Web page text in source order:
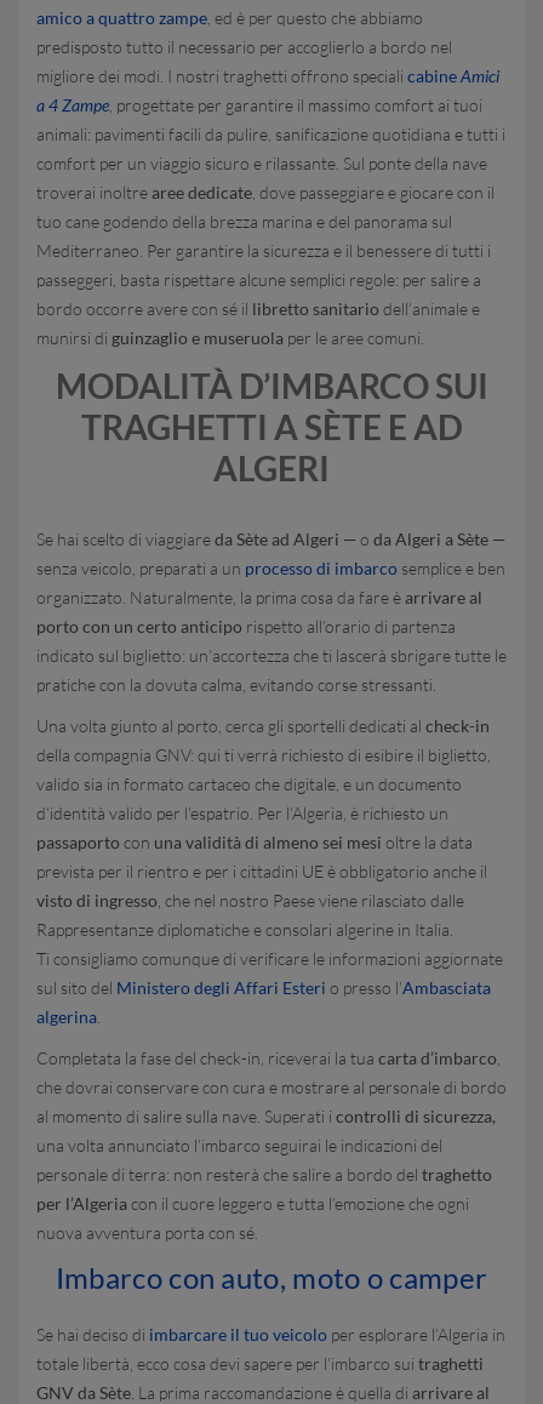
amico a quattro zampe , ed è per questo che abbiamo
predisposto tutto il necessario per accoglierlo a bordo nel
migliore dei modi. I nostri traghetti offrono speciali cabineAmici
a 4 Zampe , progettate per garantire il massimo comfort ai tuoi
animali: pavimenti facili da pulire, sanificazione quotidiana e tutti i
comfort per un viaggio sicuro e rilassante. Sul ponte della nave
troverai inoltrearee dedicate , dove passeggiare e giocare con il
tuo cane godendo della brezza marina e del panorama sul
Mediterraneo. Per garantire la sicurezza e il benessere di tutti i
passeggeri, basta rispettare alcune semplici regole: per salire a
bordo occorre avere con sé il libretto sanitario dell’animale e
munirsi di guinzaglio e museruola per le aree comuni.
MODALITÀ D’IMBARCO SUI
TRAGHETTI A SÈTE E AD
ALGERI
Se hai scelto di viaggiareda Sète ad Algeri — o da Algeri a Sète —
senza veicolo, preparati a un processo di imbarco semplice e ben
organizzato. Naturalmente, la prima cosa da fare èarrivare al
porto con un certo anticipo rispetto all’orario di partenza
indicato sul biglietto: un’accortezza che ti lascerà sbrigare tutte le
pratiche con la dovuta calma, evitando corse stressanti.
Una volta giunto al porto, cerca gli sportelli dedicati al check-in
della compagnia GNV: qui ti verrà richiesto di esibire il biglietto,
valido sia in formato cartaceo che digitale, e un documento
d’identità valido per l’espatrio. Per l’Algeria, è richiesto un
passaporto con una validità di almeno sei mesi oltre la data
prevista per il rientro e per i cittadini UE è obbligatorio anche il
visto di ingresso , che nel nostro Paese viene rilasciato dalle
Rappresentanze diplomatiche e consolari algerine in Italia.
Ti consigliamo comunque di verificare le informazioni aggiornate
sul sito del Ministero degli Affari Esteri o presso l’Ambasciata
algerina
Completata la fase del check-in, riceverai la tua carta d’imbarco
che dovrai conservare con cura e mostrare al personale di bordo
al momento di salire sulla nave. Superati i controlli di sicurezza,
una volta annunciato l’imbarco seguirai le indicazioni del
personale di terra: non resterà che salire a bordo del traghetto
per l’Algeria con il cuore leggero e tutta l’emozione che ogni
nuova avventura porta con sé.
Imbarco con auto, moto o camper
Se hai deciso di imbarcare il tuo veicolo per esplorare l’Algeria in
totale libertà, ecco cosa devi sapere per l’imbarco sui traghetti
GNV da Sète . La prima raccomandazione è quella di arrivare al